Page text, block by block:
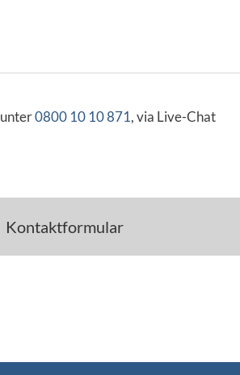
unter0800 10 10 871, via Live-Chat
Kontaktformular